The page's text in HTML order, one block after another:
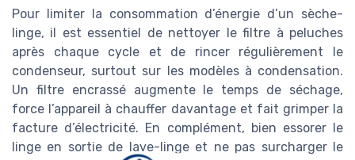
Pour limiter la consommation d’énergie d’un sèche-
linge, il est essentiel de nettoyer le filtre à peluches
après chaque cycle et de rincer régulièrement le
condenseur, surtout sur les modèles à condensation.
Un filtre encrassé augmente le temps de séchage,
force l’appareil à chauffer davantage et fait grimper la
facture d’électricité. En complément, bien essorer le
linge en sortie de lave-linge et ne pas surcharger le